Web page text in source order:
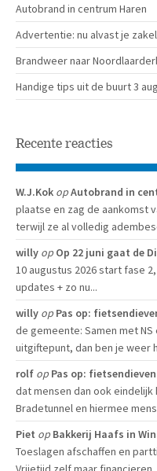
Autobrand in centrum Haren
Advertentie: nu alvast je
Brandweer naar
Handige tips uit de buurt 3
Recente reacties
W.J.Kok opAutobrand in
plaatse en zag de aankomst
terwijl ze al volledig
willy op Op 22 juni gaat de
10 augustus 2026 start fase
updates + zo nu...
willy op Pas op:
de gemeente: Samen met
uitgiftepunt, dan ben je weer
rolf op Pas op:
dat mensen dan ook
Bradetunnel en hiermee
Piet op Bakkerij Haafs in
Toeslagen afschaffen en